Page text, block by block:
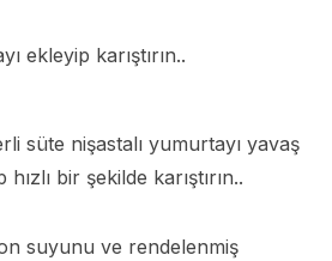
ekleyip karıştırın..
süte nişastalı yumurtayı yavaş
bir şekilde karıştırın..
suyunu ve rendelenmiş